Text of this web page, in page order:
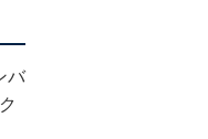
バ